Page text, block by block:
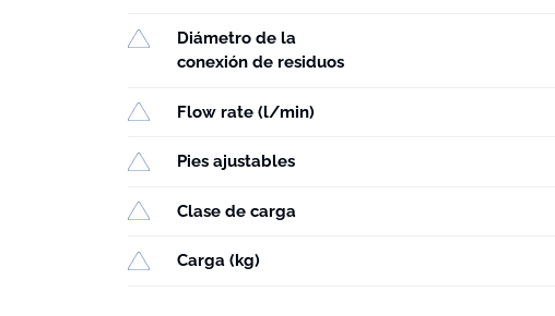
Diámetro de la
conexión de residuos
Flow rate (l/min)
Pies ajustables
Clase de carga
Carga (kg)